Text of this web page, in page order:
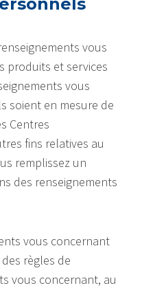
vous
produits et services
vous
soient en mesure de
Centres
fins relatives au
remplissez un
des renseignements
vous concernant
règles de
vous concernant, au